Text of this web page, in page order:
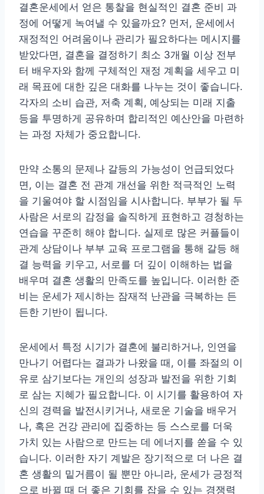
결혼운세에서 얻은 통찰을 현실적인 결혼 준비 과
정에 어떻게 녹여낼 수 있을까요? 먼저, 운세에서
재정적인 어려움이나 관리가 필요하다는 메시지를
받았다면, 결혼을 결정하기 최소 3개월 이상 전부
터 배우자와 함께 구체적인 재정 계획을 세우고 미
래 목표에 대한 깊은 대화를 나누는 것이 좋습니다.
각자의 소비 습관, 저축 계획, 예상되는 미래 지출
등을 투명하게 공유하며 합리적인 예산안을 마련하
는 과정 자체가 중요합니다.
만약 소통의 문제나 갈등의 가능성이 언급되었다
면, 이는 결혼 전 관계 개선을 위한 적극적인 노력
을 기울여야 할 시점임을 시사합니다. 부부가 될 두
사람은 서로의 감정을 솔직하게 표현하고 경청하는
연습을 꾸준히 해야 합니다. 실제로 많은 커플들이
관계 상담이나 부부 교육 프로그램을 통해 갈등 해
결 능력을 키우고, 서로를 더 깊이 이해하는 법을
배우며 결혼 생활의 만족도를 높입니다. 이러한 준
비는 운세가 제시하는 잠재적 난관을 극복하는 든
든한 기반이 됩니다.
운세에서 특정 시기가 결혼에 불리하거나, 인연을
만나기 어렵다는 결과가 나왔을 때, 이를 좌절의 이
유로 삼기보다는 개인의 성장과 발전을 위한 기회
로 삼는 지혜가 필요합니다. 이 시기를 활용하여 자
신의 경력을 발전시키거나, 새로운 기술을 배우거
나, 혹은 건강 관리에 집중하는 등 스스로를 더욱
가치 있는 사람으로 만드는 데 에너지를 쏟을 수 있
습니다. 이러한 자기 계발은 장기적으로 더 나은 결
혼 생활의 밑거름이 될 뿐만 아니라, 운세가 긍정적
으로 바뀔 때 더 좋은 기회를 잡을 수 있는 경쟁력